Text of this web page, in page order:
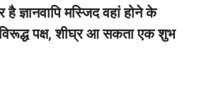
है ज्ञानवापि मस्जिद वहां होने के
पक्ष, शीघ्र आ सकता एक शुभ